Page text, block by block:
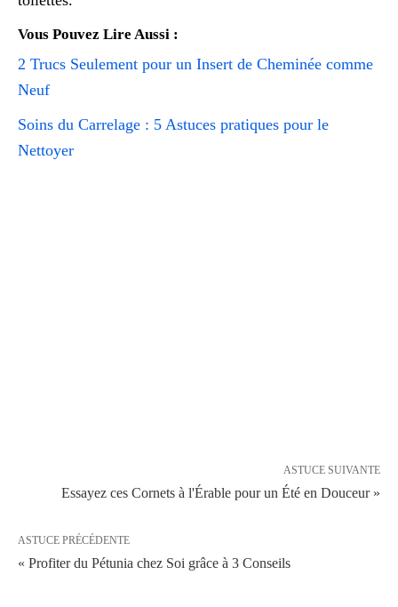
Vous Pouvez Lire Aussi :
2 Trucs Seulement pour un Insert de Cheminée comme
Neuf
Soins du Carrelage : 5 Astuces pratiques pour le
Nettoyer
ASTUCE SUIVANTE
Essayez ces Cornets à l'Érable pour un Été en Douceur »
ASTUCE PRÉCÉDENTE
« Profiter du Pétunia chez Soi grâce à 3 Conseils